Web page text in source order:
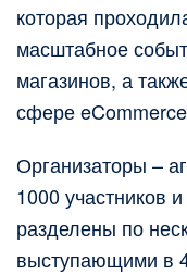
которая
масштабное
магазинов, а
сфере
Организаторы –
1000 участников
разделены по
выступающими в